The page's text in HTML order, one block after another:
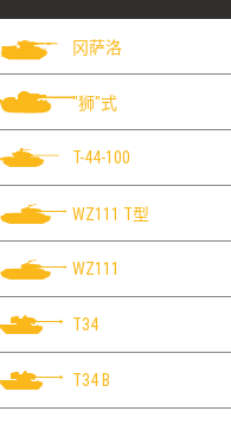
冈萨洛
"狮"式
T-44-100
WZ111 T型
WZ111
T34
T34 B